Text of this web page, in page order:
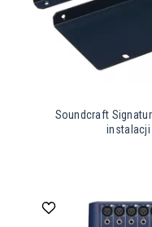
Soundcraft
instalacji